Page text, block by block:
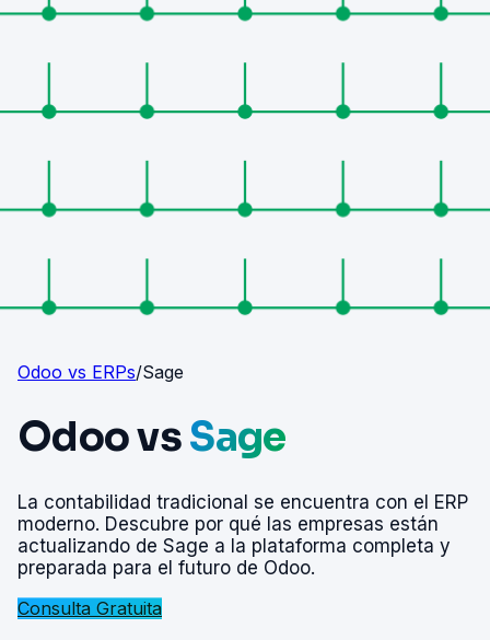
Odoo vs ERPs/Sage
Odoo vsSage
La contabilidad tradicional se encuentra con el ERP
moderno. Descubre por qué las empresas están
actualizando de Sage a la plataforma completa y
preparada para el futuro de Odoo.
Consulta Gratuita